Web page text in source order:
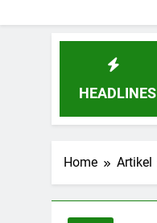
HEADLINES
Pendidikan Tinggi
Home Artikel